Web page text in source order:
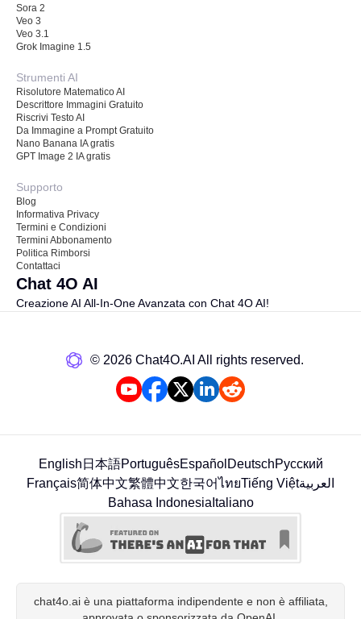
Sora 2
Veo 3
Veo 3.1
Grok Imagine 1.5
Strumenti AI
Risolutore Matematico AI
Descrittore Immagini Gratuito
Riscrivi Testo AI
Da Immagine a Prompt Gratuito
Nano Banana IA gratis
GPT Image 2 IA gratis
Supporto
Blog
Informativa Privacy
Termini e Condizioni
Termini Abbonamento
Politica Rimborsi
Contattaci
Chat 4O AI
Creazione AI All-In-One Avanzata con Chat 4O AI!
©️ 2026 Chat4O.AI All rights reserved.
English 日本語PortuguêsEspañol DeutschРусский
Français简体中文繁體中文한국어ไทยTiếng Việtالعربية
Bahasa IndonesiaItaliano
chat4o.ai è una piattaforma indipendente e non è affiliata,